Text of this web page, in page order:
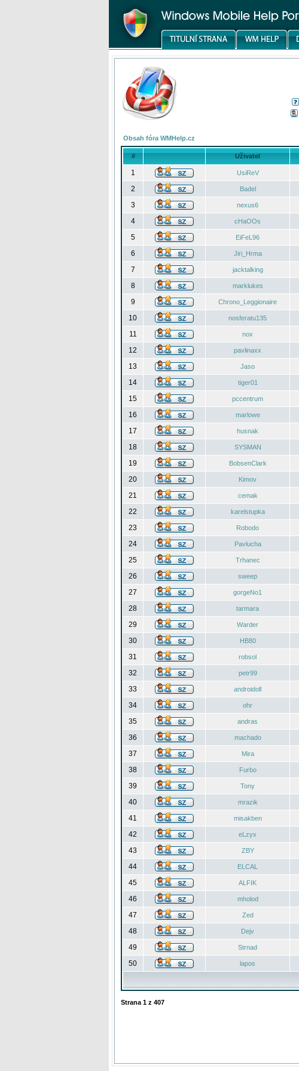
Obsah fóra WMHelp.cz
# Uživatel
1 UsiReV
2
Badel
3
nexus6
4
cHaOOs
5
EiFeL96
6
Jiri_Hrma
7
jacktalking
8
marklukes
9
Chrono_Leggionaire
10
nosferatu135
11
nox
12
pavlinaxx
13
Jaso
14
tiger01
15
pccentrum
16
marlowe
17
husnak
18
SYSMAN
19
BobsenClark
20
Kimov
21
cemak
22
karelstupka
23
Robodo
24
Pavlucha
25
Trhanec
26
sweep
27
gorgeNo1
28
tarmara
29
Warder
30
HB80
31
robsol
32
petr99
33
androidoll
34
ohr
35
andras
36
machado
37
Mira
38
Furbo
39
Tony
40
mrazik
41
misakben
42
eLzyx
43
ZBY
44
ELCAL
45
ALFIK
46
mholod
47
Zed
48
Dejv
49
Strnad
50
lapos
Strana 1 z 407